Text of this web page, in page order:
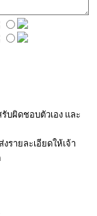
บผิดชอบตัวเอง และ
รายละเอียดให้เจ้า